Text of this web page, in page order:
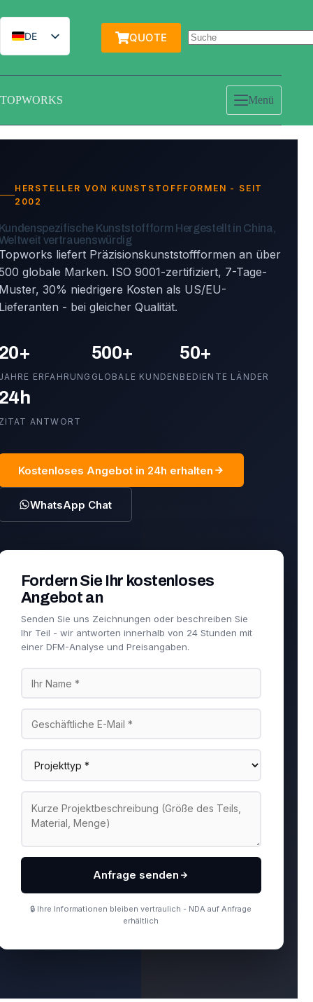
Inhalt
springen
DE
EN
ES
FR
QUOTE
TOPWORKS Menü
HERSTELLER VON KUNSTSTOFFFORMEN - SEIT
2002
Kunststoffform Hergestellt in China
vertrauenswürdig
liefert Präzisionskunststoffformen an über
globale Marken. ISO 9001-zertifiziert, 7-Tage-
30% niedrigere Kosten als US/EU-
- bei gleicher Qualität.
ERFAHRUNG
500+
GLOBALE KUNDEN
50+
BEDIENTE LÄNDER
ANTWORT
Kostenloses Angebot in 24h erhalten
WhatsApp Chat
Fordern Sie Ihr kostenloses
Angebot an
Senden Sie uns Zeichnungen oder beschreiben Sie
Ihr Teil - wir antworten innerhalb von 24 Stunden mit
einer DFM-Analyse und Preisangaben.
Anfrage senden
🔒 Ihre Informationen bleiben vertraulich - NDA auf Anfrage
erhältlich